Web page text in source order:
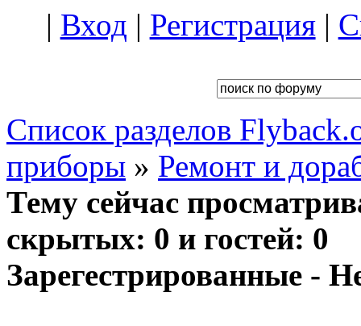
| Вход | Регистрация|
Список разделов
приборы » Ремонт и
Тему сейчас
скрытых: 0 и гостей: 0
Зарегестрированные -